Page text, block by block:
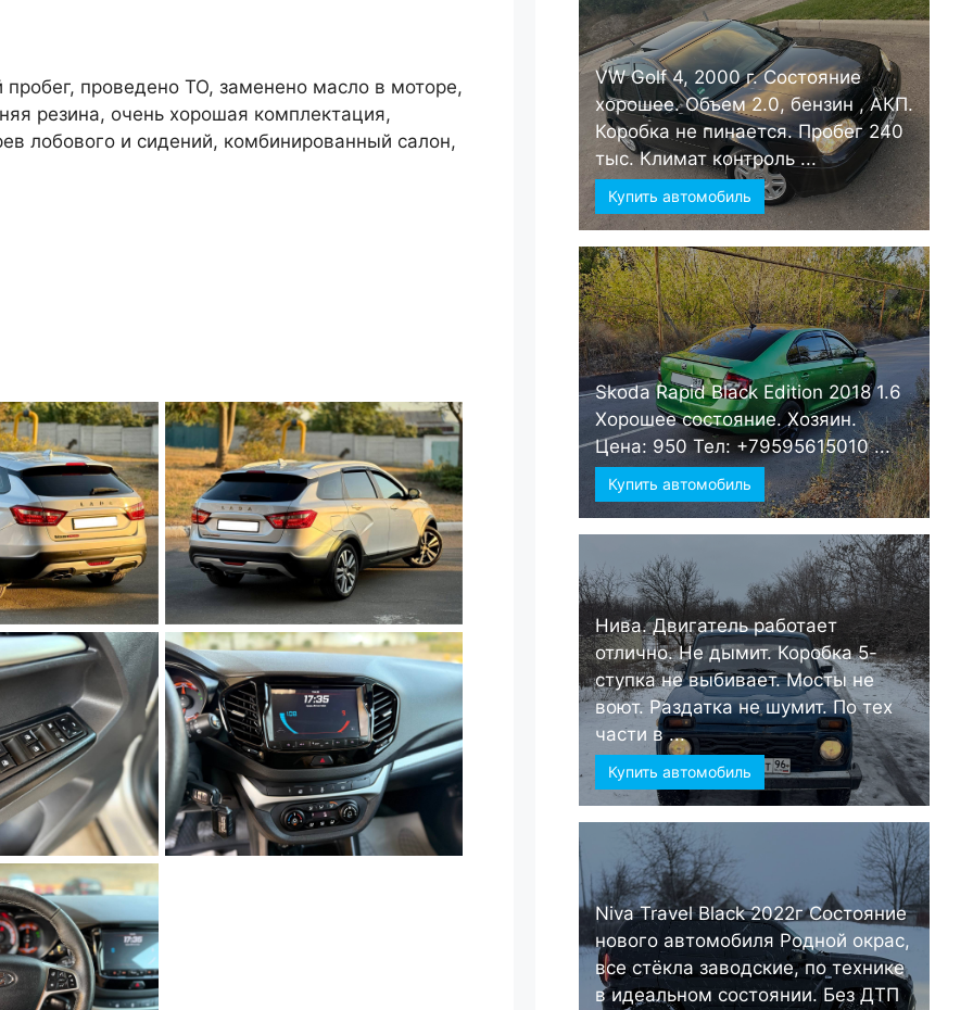
пробег, проведено ТО, заменено масло в моторе,
резина, очень хорошая комплектация,
лобового и сидений, комбинированный салон,
VW Golf 4, 2000 г. Состояние
хорошее. Объем 2.0, бензин , АКП.
Коробка не пинается. Пробег 240
тыс. Климат контроль ...
Купить автомобиль
Skoda Rapid Black Edition 2018 1.6
Хорошее состояние. Хозяин.
Цена: 950 Тел: +79595615010 ...
Купить автомобиль
Нива. Двигатель работает
отлично. Не дымит. Коробка 5-
ступка не выбивает. Мосты не
воют. Раздатка не шумит. По тех
части в ...
Купить автомобиль
Niva Travel Black 2022г Состояние
нового автомобиля Родной окрас,
все стёкла заводские, по технике
в идеальном состоянии. Без ДТП